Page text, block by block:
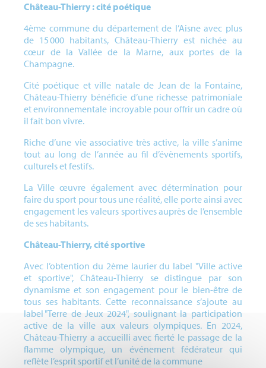
Château-Thierry : cité poétique
4ème commune du département de l’Aisne avec plus
de 15 000 habitants, Château-Thierry est nichée au
cœur de la Vallée de la Marne, aux portes de la
Champagne.
Cité poétique et ville natale de Jean de la Fontaine,
Château-Thierry bénéficie d’une richesse patrimoniale
et environnementale incroyable pour offrir un cadre où
il fait bon vivre.
Riche d’une vie associative très active, la ville s’anime
tout au long de l’année au fil d’évènements sportifs,
culturels et festifs.
La Ville œuvre également avec détermination pour
faire du sport pour tous une réalité, elle porte ainsi avec
engagement les valeurs sportives auprès de l’ensemble
de ses habitants.
Château-Thierry, cité sportive
Avec l’obtention du 2ème laurier du label "Ville active
et sportive", Château-Thierry se distingue par son
dynamisme et son engagement pour le bien-être de
tous ses habitants. Cette reconnaissance s’ajoute au
label "Terre de Jeux 2024", soulignant la participation
active de la ville aux valeurs olympiques. En 2024,
Château-Thierry a accueilli avec fierté le passage de la
flamme olympique, un événement fédérateur qui
reflète l’esprit sportif et l’unité de la commune